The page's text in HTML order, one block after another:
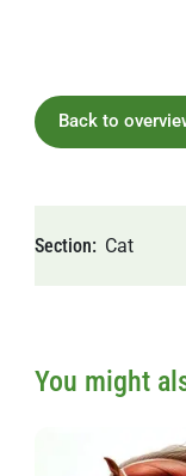
Section Cat
You might
Back to